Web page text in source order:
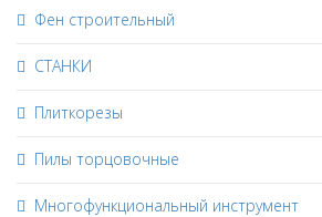
Фен строительный
СТАНКИ
Плиткорезы
Пилы торцовочные
Многофункциональный инструмент